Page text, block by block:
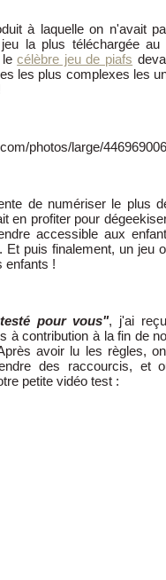
à laquelle on n'avait
la plus téléchargée au
lecélèbre jeu de piafs
les plus complexes les
de numériser le plus
en profiter pour
accessible aux
Et puis finalement, un jeu
enfants !
pour vous", j'ai
à contribution à la fin de
avoir lu les règles,
des raccourcis, et
petite vidéo test :